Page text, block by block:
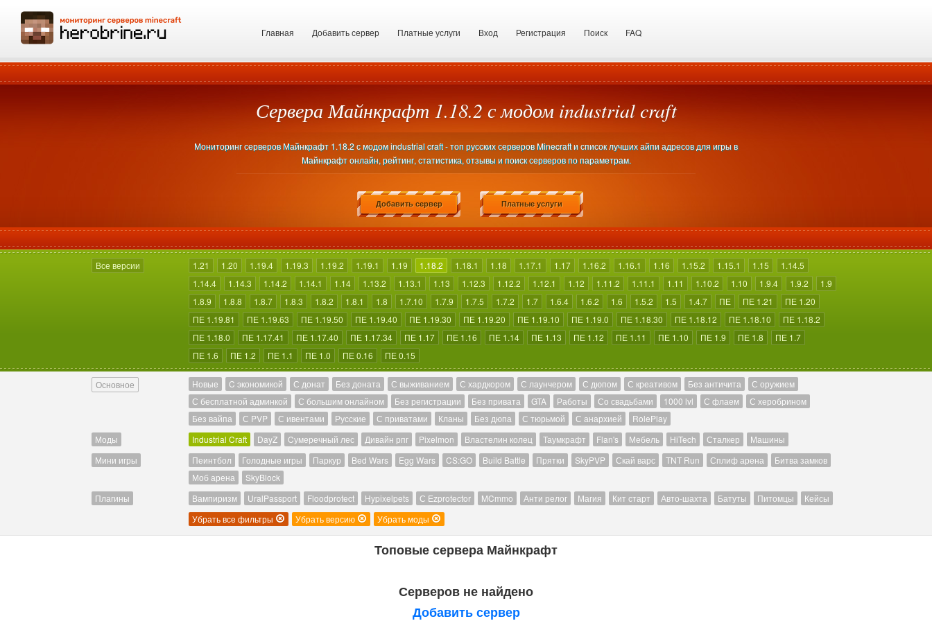
Главная Добавить сервер Платные услуги Вход Регистрация Поиск FAQ
Сервера Майнкрафт 1.18.2 с модом industrial craft
Мониторинг серверов Майнкрафт 1.18.2 с модом industrial craft - топ русских серверов Minecraft и список лучших айпи адресов для игры в
Майнкрафт онлайн, рейтинг, статистика, отзывы и поиск серверов по параметрам.
Добавить сервер Платные услуги
Все версии 1.21 1.20 1.19.4 1.19.3 1.19.2 1.19.1 1.19 1.18.2 1.18.1 1.18 1.17.1 1.17 1.16.2 1.16.1 1.16 1.15.2 1.15.1 1.15
1.14.5
1.14.4
1.14.3 1.14.2 1.14.1 1.14 1.13.2 1.13.1 1.13 1.12.3 1.12.2 1.12.1 1.12 1.11.2 1.11.1 1.11 1.10.2 1.10 1.9.4 1.9.2
1.9
1.8.9
1.8.8 1.8.7 1.8.3 1.8.2 1.8.1 1.8 1.7.10 1.7.9 1.7.5 1.7.2 1.7 1.6.4 1.6.2 1.6 1.5.2 1.5 1.4.7 ПЕ ПЕ 1.21
ПЕ 1.20
ПЕ 1.19.81
ПЕ 1.19.63 ПЕ 1.19.50 ПЕ 1.19.40 ПЕ 1.19.30 ПЕ 1.19.20 ПЕ 1.19.10 ПЕ 1.19.0 ПЕ 1.18.30 ПЕ 1.18.12 ПЕ 1.18.10
ПЕ 1.18.2
ПЕ 1.18.0
ПЕ 1.17.41 ПЕ 1.17.40 ПЕ 1.17.34 ПЕ 1.17 ПЕ 1.16 ПЕ 1.14 ПЕ 1.13 ПЕ 1.12 ПЕ 1.11 ПЕ 1.10 ПЕ 1.9 ПЕ 1.8
ПЕ 1.7
ПЕ 1.6
ПЕ 1.2 ПЕ 1.1 ПЕ 1.0 ПЕ 0.16 ПЕ 0.15
Основное Новые C экономикой С донат Без доната С выживанием С хардкором С лаунчером С дюпом С креативом Без античита
С оружием
С бесплатной админкой
С большим онлайном Без регистрации Без привата GTA Работы Со свадьбами 1000 lvl С флаем
С херобрином
Без вайпа
С PVP С ивентами Русские С приватами Кланы Без дюпа С тюрьмой С анархией
RolePlay
Моды
Industrial Craft DayZ Cумеречный лес Дивайн рпг Pixelmon Властелин колец Таумкрафт Flan's Мебель HiTech Сталкер
Машины
Мини игры
Пеинтбол Голодные игры Паркур Bed Wars Egg Wars CS:GO Build Battle Прятки SkyPVP Скай варс TNT Run Сплиф арена
Битва замков
Моб арена
SkyBlock
Плагины
Вампиризм UralPassport Floodprotect Hypixelpets С Ezprotector MCmmo Анти релог Магия Кит старт Авто-шахта Батуты Питомцы
Кейсы
Убрать все фильтры
Убрать версию Убрать моды
Топовые сервера Майнкрафт
Серверов не найдено
Добавить сервер